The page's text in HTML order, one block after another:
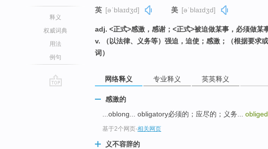
释义
权威词典
用法
例句
英 [əˈblaɪdʒd] 美 [əˈblaɪdʒd]
adj. <正式>感激，感谢；<正式>被迫做某事，必须做某
v. （以法律、义务等）强迫，迫使；感激；（根据要求
词）
网络释义 专业释义 英英释义
感激的
...oblong... obligatory必须的；应尽的；义务... obliged
基于2个网页-相关网页
义不容辞的